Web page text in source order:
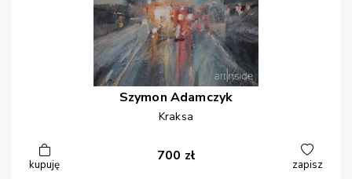
Szymon Adamczyk
Kraksa
kupuję
700 zł
zapisz